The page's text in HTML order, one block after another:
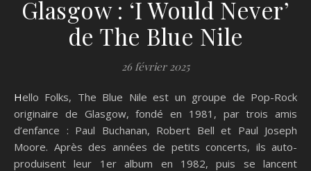
Glasgow : ‘I Would Never’
de The Blue Nile
26 février 2025
Hello Folks, The Blue Nile est un groupe de Pop-Rock
originaire de Glasgow, fondé en 1981, par trois amis
d’enfance : Paul Buchanan, Robert Bell et Paul Joseph
Moore. Après des années de petits concerts, ils auto-
produisent leur 1er album en 1982, puis se lancent